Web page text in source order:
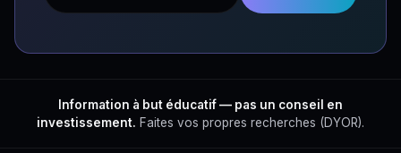
Information à but éducatif — pas un conseil en
investissement. Faites vos propres recherches (DYOR).